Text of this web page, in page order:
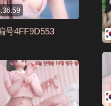
号4FF9D553